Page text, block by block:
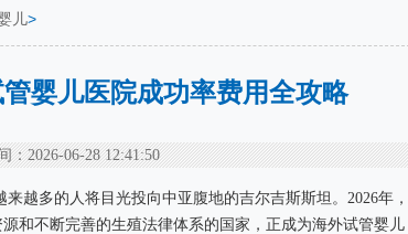
儿>
婴儿医院成功率费用全攻略
：2026-06-28 12:41:50
越多的人将目光投向中亚腹地的吉尔吉斯斯坦。2026年，
和不断完善的生殖法律体系的国家，正成为海外试管婴儿